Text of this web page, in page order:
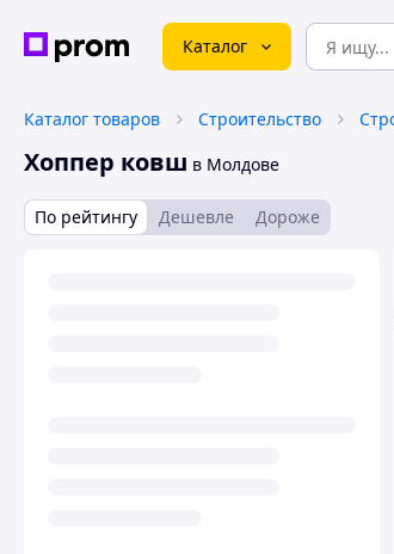
Каталог
Каталог товаров Строительство
Хоппер ковш в Молдове
По рейтингу Дешевле Дороже